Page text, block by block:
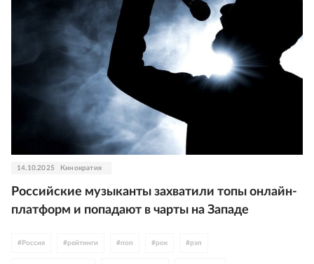
14.10.2025 Кинократия
Российские музыканты захватили топы онлайн-
платформ и попадают в чарты на Западе
# Россия #рейтинги #поп #рок #рэп